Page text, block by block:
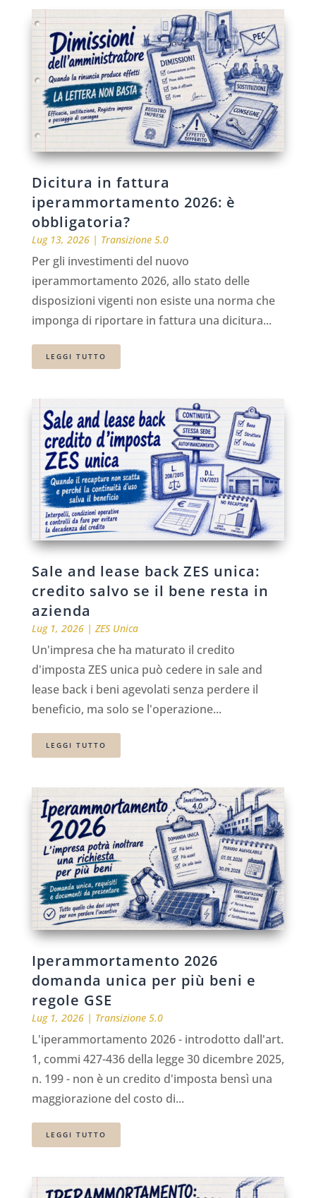
Dicitura in fattura
iperammortamento 2026: è
obbligatoria?
Lug 13, 2026| Transizione 5.0
Per gli investimenti del nuovo
iperammortamento 2026, allo stato delle
disposizioni vigenti non esiste una norma che
imponga di riportare in fattura una dicitura...
LEGGI TUTTO
Sale and lease back ZES unica:
credito salvo se il bene resta in
azienda
Lug 1, 2026| ZES Unica
Un'impresa che ha maturato il credito
d'imposta ZES unica può cedere in sale and
lease back i beni agevolati senza perdere il
beneficio, ma solo se l'operazione...
LEGGI TUTTO
Iperammortamento 2026
domanda unica per più beni e
regole GSE
Lug 1, 2026| Transizione 5.0
L'iperammortamento 2026 - introdotto dall'art.
1, commi 427-436 della legge 30 dicembre 2025,
n. 199 - non è un credito d'imposta bensì una
maggiorazione del costo di...
LEGGI TUTTO